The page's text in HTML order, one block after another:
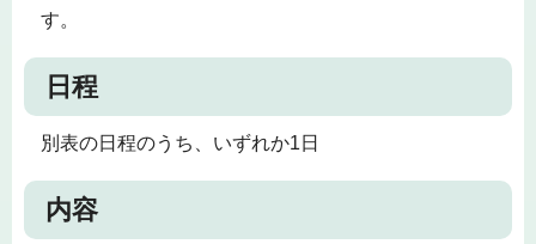
す。
日程
別表の日程のうち、いずれか1日
内容